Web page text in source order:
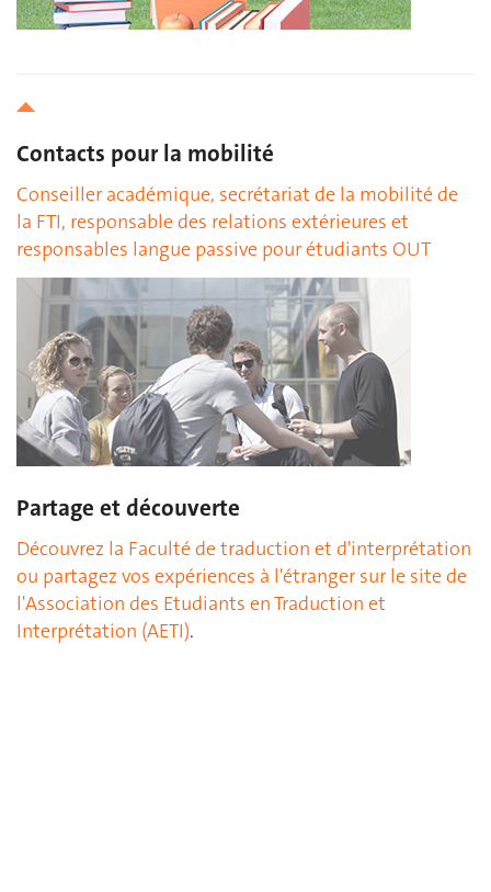
Contacts pour la mobilité
Conseiller académique, secrétariat de la mobilité de
la FTI, responsable des relations extérieures et
responsables langue passive pour étudiants OUT
Partage et découverte
Découvrez la Faculté de traduction et d'interprétation
ou partagez vos expériences à l'étranger sur le site de
l'Association des Etudiants en Traduction et
Interprétation (AETI).